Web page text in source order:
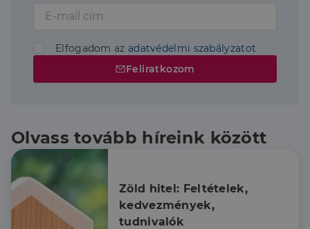
Elfogadom az adatvédelmi szabályzatot
Feliratkozom
Olvass tovább híreink között
Zöld hitel: Feltételek,
kedvezmények,
tudnivalók